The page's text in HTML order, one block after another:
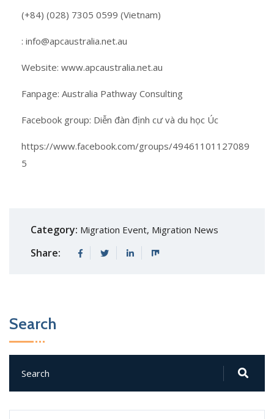
(+84) (028) 7305 0599 (Vietnam)
: info@apcaustralia.net.au
Website: www.apcaustralia.net.au
Fanpage: Australia Pathway Consulting
Facebook group: Diễn đàn định cư và du học Úc
https://www.facebook.com/groups/49461101127089
5
Category: Migration Event, Migration News
Share:
Search